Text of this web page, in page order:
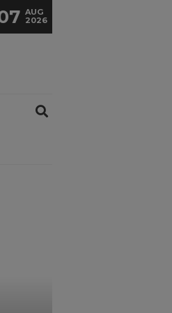
AUG
2026